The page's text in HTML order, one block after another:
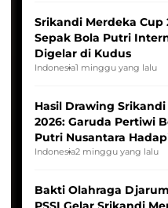
Srikandi Merdeka Cup
Sepak Bola Putri
Digelar di Kudus
Indonesia1 minggu yang lalu
Hasil Drawing
2026: Garuda Pertiwi
Putri Nusantara
Indonesia2 minggu yang lalu
Bakti Olahraga